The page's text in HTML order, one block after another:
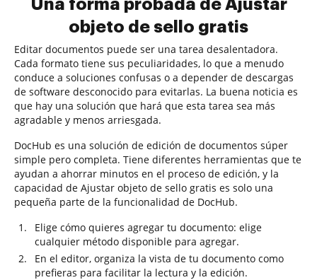
Una forma probada de Ajustar
objeto de sello gratis
Editar documentos puede ser una tarea desalentadora.
Cada formato tiene sus peculiaridades, lo que a menudo
conduce a soluciones confusas o a depender de descargas
de software desconocido para evitarlas. La buena noticia es
que hay una solución que hará que esta tarea sea más
agradable y menos arriesgada.
DocHub es una solución de edición de documentos súper
simple pero completa. Tiene diferentes herramientas que te
ayudan a ahorrar minutos en el proceso de edición, y la
capacidad de Ajustar objeto de sello gratis es solo una
pequeña parte de la funcionalidad de DocHub.
Elige cómo quieres agregar tu documento: elige
cualquier método disponible para agregar.
En el editor, organiza la vista de tu documento como
prefieras para facilitar la lectura y la edición.